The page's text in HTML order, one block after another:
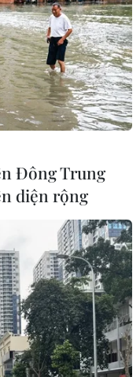
La
Đông Trung
diện rộng